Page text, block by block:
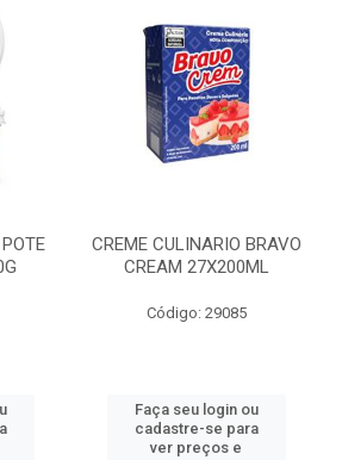
CREME CULINARIO BRAVO
CREAM 27X200ML
Código: 29085
Faça seu login ou
cadastre-se para
ver preços e